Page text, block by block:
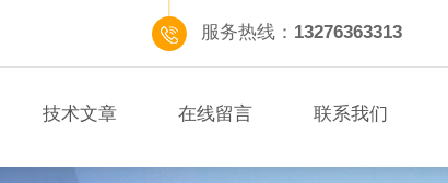
服务热线： 13276363313
技术文章 在线留言 联系我们